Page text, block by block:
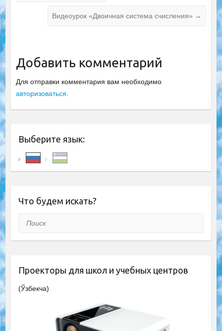
Видеоурок «Двоичная система счисления» →
Добавить комментарий
Для отправки комментария вам необходимо
авторизоваться
Выберите язык:
Что будем искать?
Поиск
Проекторы для школ и учебных центров
(Ўзбекча)